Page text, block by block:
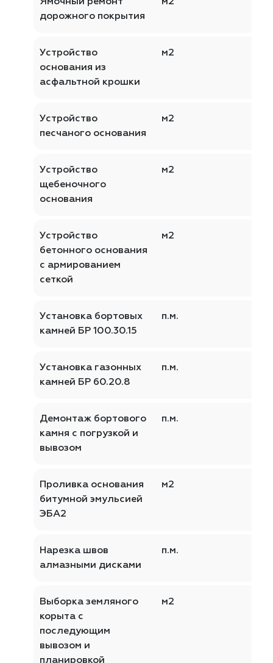
дорожного покрытия
Устройство
основания из
асфальтной крошки
м2
Устройство
песчаного основания
м2
Устройство
щебеночного
основания
м2
Устройство
бетонного основания
с армированием
сеткой
м2
Установка бортовых
камней БР 100.30.15
п.м.
Установка газонных
камней БР 60.20.8
п.м.
Демонтаж бортового
камня с погрузкой и
вывозом
п.м.
Проливка основания
битумной эмульсией
ЭБА2
м2
Нарезка швов
алмазными дисками
п.м.
Выборка земляного
корыта с
последующим
вывозом и
планировкой
м2